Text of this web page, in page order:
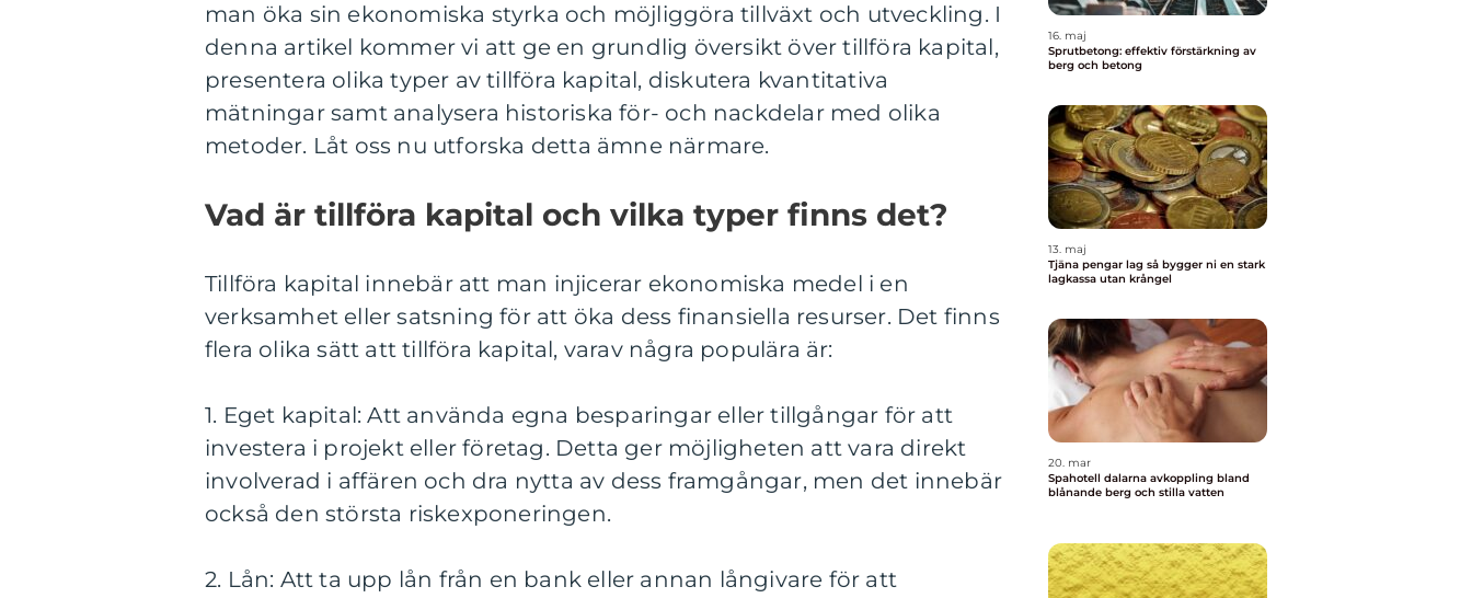
man öka sin ekonomiska styrka och möjliggöra tillväxt och utveckling. I
denna artikel kommer vi att ge en grundlig översikt över tillföra kapital,
presentera olika typer av tillföra kapital, diskutera kvantitativa
mätningar samt analysera historiska för- och nackdelar med olika
metoder. Låt oss nu utforska detta ämne närmare.
Vad är tillföra kapital och vilka typer finns det?
Tillföra kapital innebär att man injicerar ekonomiska medel i en
verksamhet eller satsning för att öka dess finansiella resurser. Det finns
flera olika sätt att tillföra kapital, varav några populära är:
1. Eget kapital: Att använda egna besparingar eller tillgångar för att
investera i projekt eller företag. Detta ger möjligheten att vara direkt
involverad i affären och dra nytta av dess framgångar, men det innebär
också den största riskexponeringen.
2. Lån: Att ta upp lån från en bank eller annan långivare för att
16. maj
Sprutbetong: effektiv förstärkning av
berg och betong
13. maj
Tjäna pengar lag så bygger ni en stark
lagkassa utan krångel
20. mar
Spahotell dalarna avkoppling bland
blånande berg och stilla vatten